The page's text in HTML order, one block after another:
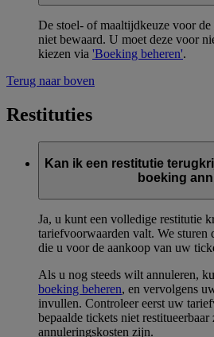
De stoel- of maaltijdkeuze voor
niet bewaard. U moet deze voor
kiezen via 'Boeking beheren'.
Terug naar boven
Restituties
Kan ik een restitutie
boeking
Ja, u kunt een volledige restitutie
tariefvoorwaarden valt. We sturen
die u voor de aankoop van uw
Als u nog steeds wilt annuleren,
boeking beheren, en vervolgens
invullen. Controleer eerst uw
bepaalde tickets niet
annuleringskosten zijn.